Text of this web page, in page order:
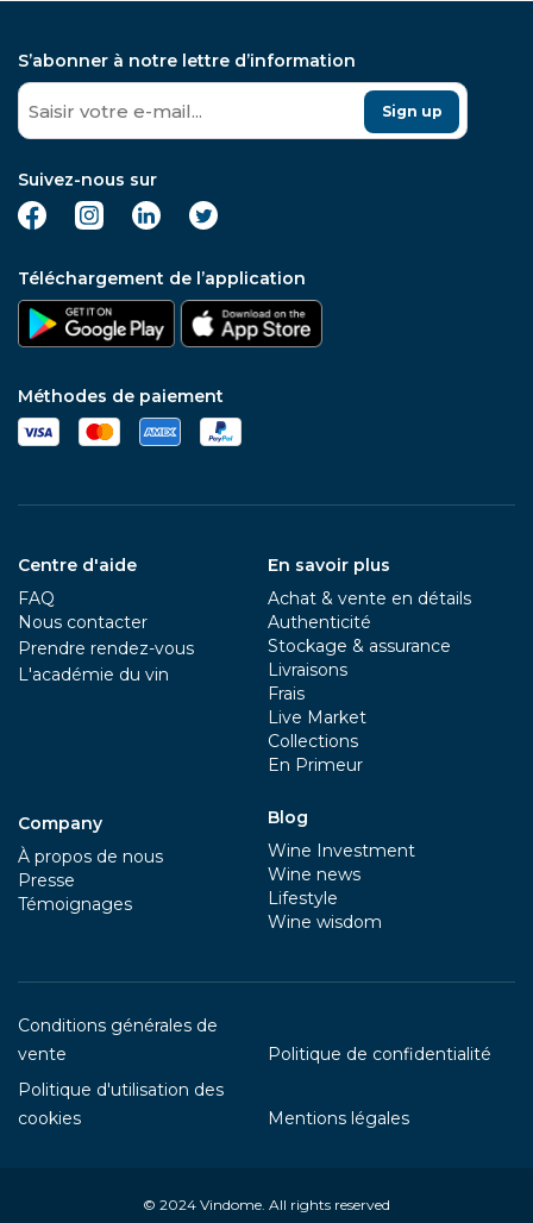
S’abonner à notre lettre d’information
Sign up
Suivez-nous sur
Téléchargement de l’application
Méthodes de paiement
Centre d'aide
FAQ
Nous contacter
Prendre rendez-vous
L'académie du vin
Company
À propos de nous
Presse
Témoignages
En savoir plus
Achat & vente en détails
Authenticité
Stockage & assurance
Livraisons
Frais
Live Market
Collections
En Primeur
Blog
Wine Investment
Wine news
Lifestyle
Wine wisdom
Conditions générales de
vente
Politique de confidentialité
Politique d'utilisation des
cookies
Mentions légales
© 2024 Vindome. All rights reserved